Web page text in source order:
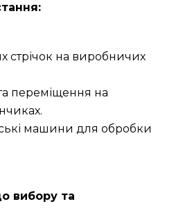
стрічок на виробничих
переміщення на
машини для обробки
вибору та